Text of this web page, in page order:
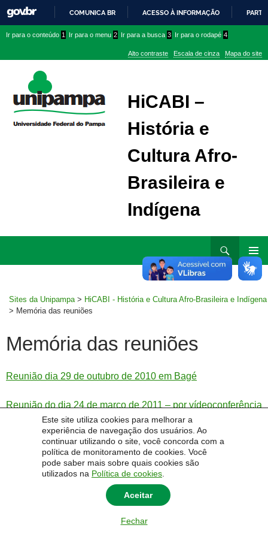
Este site utiliza cookies para melhorar a
experiência de navegação dos usuários. Ao
continuar utilizando o site, você concorda com a
política de monitoramento de cookies. Você
pode saber mais sobre quais cookies são
utilizados na Política de cookies
Aceitar
Fechar
PARA
CONTEÚDO
COMUNICA BR ACESSO À INFORMAÇÃO
conteúdo
menu
superior
menu
Ir para o conteúdo 1 Ir para o menu 2 Ir para a busca 3 Ir para o rodapé 4
Alto contraste Escala de cinza Mapa do site
HiCABI –
História e
Cultura Afro-
Brasileira e
Indígena
MENU
Sites da Unipampa > HiCABI - História e Cultura Afro-Brasileira e Indígena
> Memória das reuniões
Memória das reuniões
Reunião dia 29 de outubro de 2010 em Bagé
Reunião do dia 24 de março de 2011 – por vídeoconferência
© 2014 Universidade Federal do Pampa - UNIPAMPA